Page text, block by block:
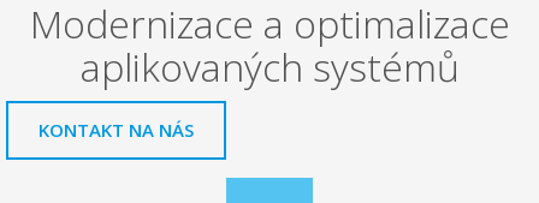
Modernizace a optimalizace
aplikovaných systémů
KONTAKT NA NÁS